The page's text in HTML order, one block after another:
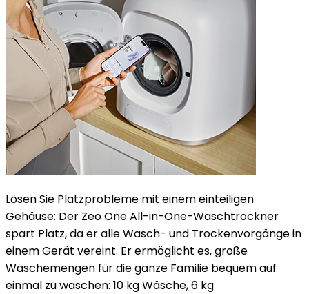
Lösen Sie Platzprobleme mit einem einteiligen
Gehäuse: Der Zeo One All-in-One-Waschtrockner
spart Platz, da er alle Wasch- und Trockenvorgänge in
einem Gerät vereint. Er ermöglicht es, große
Wäschemengen für die ganze Familie bequem auf
einmal zu waschen: 10 kg Wäsche, 6 kg